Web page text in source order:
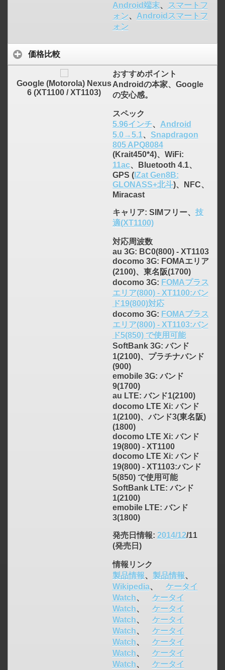
Android端末、
スマートフ
ォン、 Androidスマートフ
ォン
価格比較
Google (Motorola) Nexus
6 (XT1100 / XT1103)
おすすめポイント
Androidの本家、Google
の安心感。
スペック
5.96インチ、 Android
5.0→5.1、 Snapdragon
805 APQ8084
(Krait450*4)、WiFi:
11ac、Bluetooth 4.1、
GPS (IZat Gen8B:
GLONASS+北斗)、NFC、
Miracast
キャリア: SIMフリー、 技
適(XT1100)
対応周波数
au 3G: BC0(800) - XT1103
docomo 3G: FOMAエリア
(2100)、東名阪(1700)
docomo 3G: FOMAプラス
エリア(800) - XT1100:バン
ド19(800)対応
docomo 3G: FOMAプラス
エリア(800) - XT1103:バン
ド5(850) で使用可能
SoftBank 3G: バンド
1(2100)、プラチナバンド
(900)
emobile 3G: バンド
9(1700)
au LTE: バンド1(2100)
docomo LTE Xi: バンド
1(2100)、バンド3(東名阪)
(1800)
docomo LTE Xi: バンド
19(800) - XT1100
docomo LTE Xi: バンド
19(800) - XT1103:バンド
5(850) で使用可能
SoftBank LTE: バンド
1(2100)
emobile LTE: バンド
3(1800)
発売日情報: 2014/12/11
(発売日)
情報リンク
製品情報、 製品情報、
Wikipedia、
ケータイ
Watch、
ケータイ
Watch、
ケータイ
Watch、
ケータイ
Watch、
ケータイ
Watch、
ケータイ
Watch、
ケータイ
Watch、
ケータイ
click to expand contents
click to expand contents